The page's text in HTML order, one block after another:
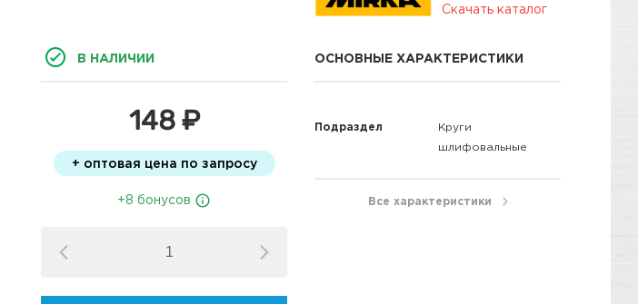
В НАЛИЧИИ
148 ₽
+ оптовая цена по запросу
+8 бонусов
Скачать каталог
ОСНОВНЫЕ ХАРАКТЕРИСТИКИ
Подраздел
Круги
шлифовальные
Все характеристики